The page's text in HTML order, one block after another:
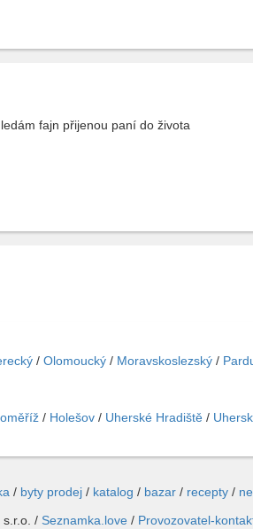
fajn přijenou paní do života
/ Olomoucký / Moravskoslezský /
/ Holešov / Uherské Hradiště /
/ byty prodej / katalog / bazar / recepty /
/ Seznamka.love/ Provozovatel-